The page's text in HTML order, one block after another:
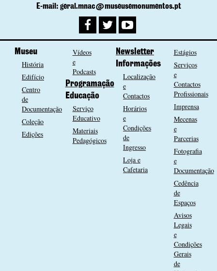
E-mail: geral.mnac@museusemonumentos.pt
Museu
História
Edifício
Centro
de
Documentação
Coleção
Edições
Vídeos
e
Podcasts
Programação
Educação
Serviço
Educativo
Materiais
Pedagógicos
Newsletter
Informações
Localização
e
Contactos
Horários
e
Condições
de
Ingresso
Loja e
Cafetaria
Estágios
Serviços
e
Contactos
Profissionais
Imprensa
Mecenas
e
Parcerias
Fotografia
e
Documentação
Cedência
de
Espaços
Avisos
Legais
e
Condições
Gerais
de